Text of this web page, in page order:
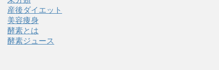
産後ダイエット
美容痩身
酵素とは
酵素ジュース